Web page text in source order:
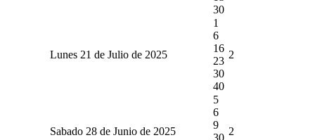
30
Lunes 21 de Julio de 2025
1
6
16
23
30
40
2
Sabado 28 de Junio de 2025
5
6
9
30
2